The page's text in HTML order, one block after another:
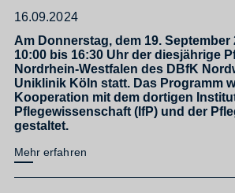
16.09.2024
Am Donnerstag, dem 19. September
10:00 bis 16:30 Uhr der diesjährige
Nordrhein-Westfalen des DBfK
Uniklinik Köln statt. Das Programm
Kooperation mit dem dortigen
Pflegewissenschaft (IfP) und der
gestaltet.
Mehr erfahren